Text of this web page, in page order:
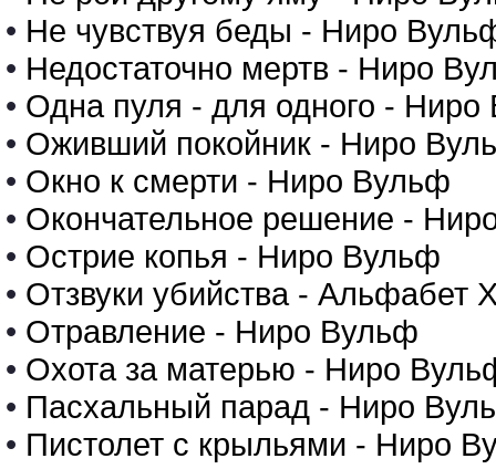
• Не чувствуя беды - Ниро
• Недостаточно мертв - Ниро
• Одна пуля - для одного -
• Оживший покойник - Ниро
• Окно к смерти - Ниро Вульф
• Окончательное решение -
• Острие копья - Ниро Вульф
• Отзвуки убийства - Альфабет
• Отравление - Ниро Вульф
• Охота за матерью - Ниро
• Пасхальный парад - Ниро
• Пистолет с крыльями - Ниро